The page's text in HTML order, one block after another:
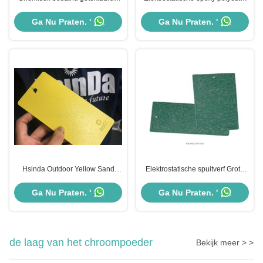
metaalafwerking heeft ISO
Ga Nu Praten. '
zilveren patroon
Ga Nu Praten. '
Hsinda Outdoor Yellow Sand
Finishes Super Weerbestendige
Ga Nu Praten. '
Elektrostatische spuitverf Grote
poedercoating Milieuvriendelijk
Ga Nu Praten. '
de laag van het chroompoeder Bekijk meer > >